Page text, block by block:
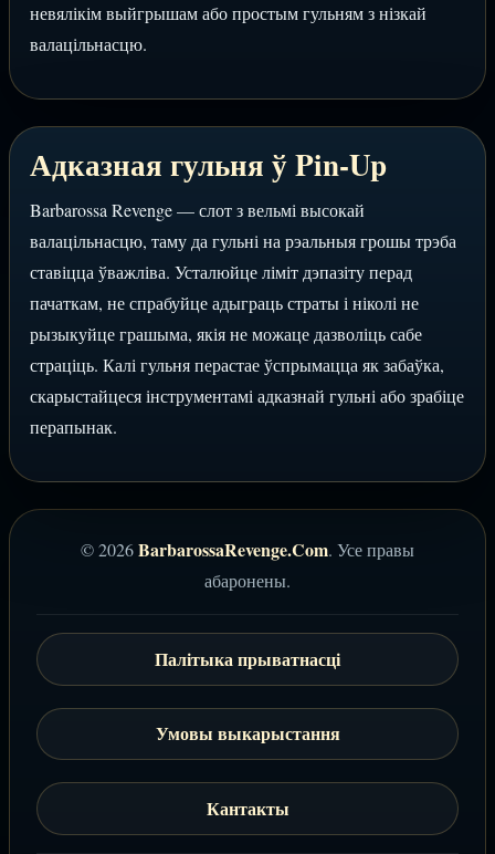
невялікім выйгрышам або простым гульням з нізкай
валацільнасцю.
Адказная гульня ў Pin-Up
Barbarossa Revenge — слот з вельмі высокай
валацільнасцю, таму да гульні на рэальныя грошы трэба
ставіцца ўважліва. Усталюйце ліміт дэпазіту перад
пачаткам, не спрабуйце адыграць страты і ніколі не
рызыкуйце грашыма, якія не можаце дазволіць сабе
страціць. Калі гульня перастае ўспрымацца як забаўка,
скарыстайцеся інструментамі адказнай гульні або зрабіце
перапынак.
© 2026BarbarossaRevenge.Com. Усе правы
абаронены.
Палітыка прыватнасці
Умовы выкарыстання
Кантакты